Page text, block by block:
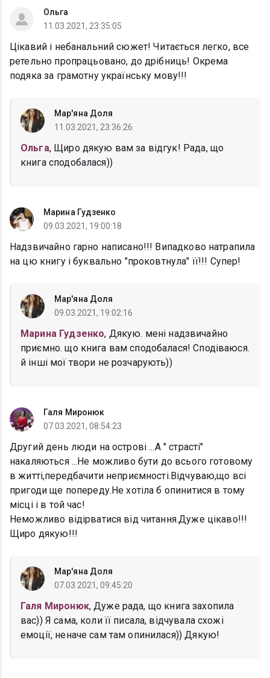
Ольга
11.03.2021, 23:35:05
Цікавий і небанальний сюжет! Читається легко, все
ретельно пропрацьовано, до дрібниць! Окрема
подяка за грамотну українську мову!!!
Мар'яна Доля
11.03.2021, 23:36:26
Ольга, Щиро дякую вам за відгук! Рада, що
книга сподобалася))
Марина Гудзенко
09.03.2021, 19:00:18
Надзвичайно гарно написано!!! Випадково натрапила
на цю книгу і буквально "проковтнула" її!!! Супер!
Мар'яна Доля
09.03.2021, 19:02:16
Марина Гудзенко, Дякую. мені надзвичайно
приємно. що книга вам сподобалася! Сподіваюся.
й інші мої твори не розчарують))
Галя Миронюк
07.03.2021, 08:54:23
Другий день люди на острові ...А " страсті"
накаляються ...Не можливо бути до всього готовому
в житті,передбачити неприємності.Відчуваю,що всі
пригоди ще попереду.Не хотіла б опинитися в тому
місці і в той час!
Неможливо відірватися від читання.Дуже цікаво!!!
Щиро дякую!!!
Мар'яна Доля
07.03.2021, 09:45:20
Галя Миронюк, Дуже рада, що книга захопила
вас)) Я сама, коли її писала, відчувала схожі
емоції, неначе сам там опинилася)) Дякую!